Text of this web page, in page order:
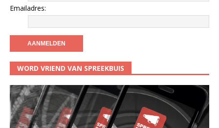
Emailadres:
WORD VRIEND VAN SPREEKBUIS